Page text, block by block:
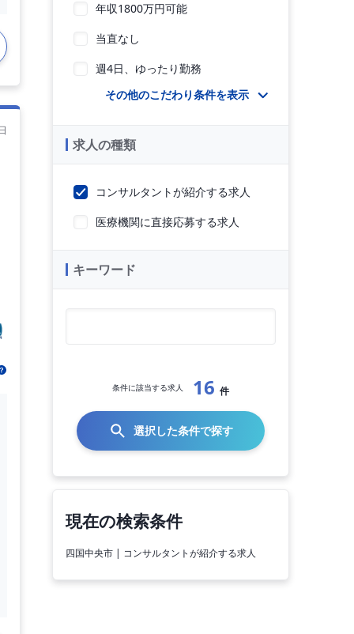
年収1800万円可能
当直なし
週4日、ゆったり勤務
その他のこだわり条件を表示
求人の種類
コンサルタントが紹介する求人
医療機関に直接応募する求人
キーワード
条件に該当する求人 16 件
選択した条件で探す
現在の検索条件
四国中央市 | コンサルタントが紹介する求人